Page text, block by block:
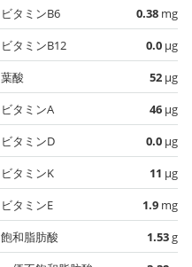
ビタミンB6
0.38 mg
ビタミンB12
0.0 µg
葉酸
52 µg
ビタミンA
46 µg
ビタミンD
0.0 µg
ビタミンK
11 µg
ビタミンE
1.9 mg
飽和脂肪酸
1.53g